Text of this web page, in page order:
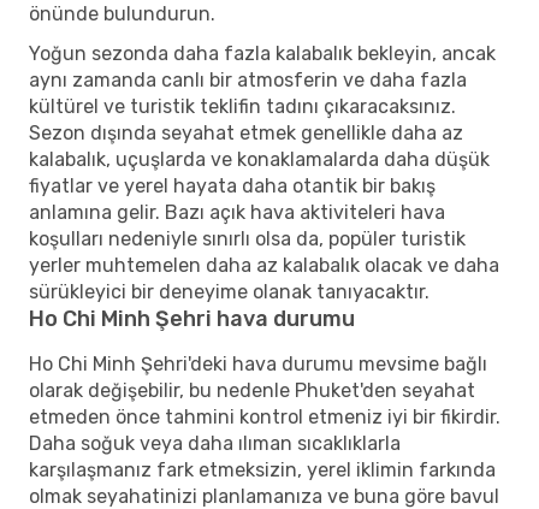
önünde bulundurun.
Yoğun sezonda daha fazla kalabalık bekleyin, ancak
aynı zamanda canlı bir atmosferin ve daha fazla
kültürel ve turistik teklifin tadını çıkaracaksınız.
Sezon dışında seyahat etmek genellikle daha az
kalabalık, uçuşlarda ve konaklamalarda daha düşük
fiyatlar ve yerel hayata daha otantik bir bakış
anlamına gelir. Bazı açık hava aktiviteleri hava
koşulları nedeniyle sınırlı olsa da, popüler turistik
yerler muhtemelen daha az kalabalık olacak ve daha
sürükleyici bir deneyime olanak tanıyacaktır.
Ho Chi Minh Şehri hava durumu
Ho Chi Minh Şehri'deki hava durumu mevsime bağlı
olarak değişebilir, bu nedenle Phuket'den seyahat
etmeden önce tahmini kontrol etmeniz iyi bir fikirdir.
Daha soğuk veya daha ılıman sıcaklıklarla
karşılaşmanız fark etmeksizin, yerel iklimin farkında
olmak seyahatinizi planlamanıza ve buna göre bavul